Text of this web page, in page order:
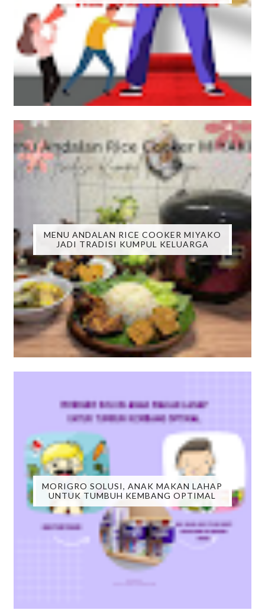
MENU ANDALAN RICE COOKER MIYAKO
JADI TRADISI KUMPUL KELUARGA
MORIGRO SOLUSI, ANAK MAKAN LAHAP
UNTUK TUMBUH KEMBANG OPTIMAL